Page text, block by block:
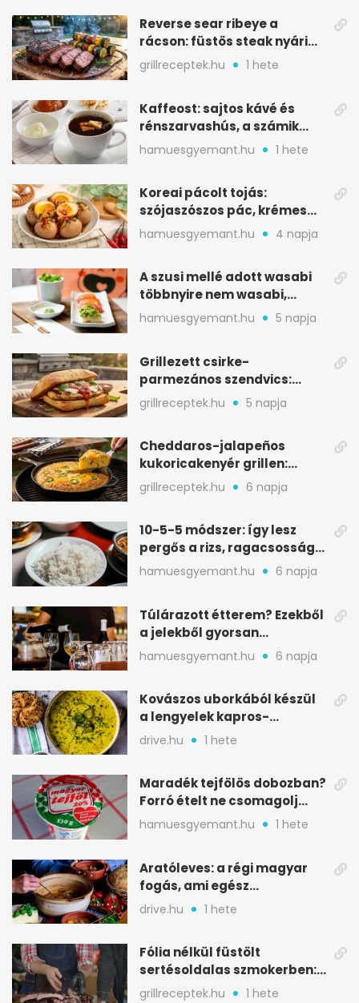
Reverse sear ribeye a
rácson: füstös steak nyári
tökkebabbal
grillreceptek.hu 1 hete
Kaffeost: sajtos kávé és
rénszarvashús, a számik
melegítő itala
hamuesgyemant.hu 1 hete
Koreai pácolt tojás:
szójaszószos pác, krémes
sárgája, pár óra alatt
hamuesgyemant.hu 4 napja
A szusi mellé adott wasabi
többnyire nem wasabi,
hanem fűszerkeverék
hamuesgyemant.hu 5 napja
Grillezett csirke-
parmezános szendvics:
ropogós csirke, olvadó sajt
grillreceptek.hu 5 napja
Cheddaros-jalapeños
kukoricakenyér grillen:
ropogós alj, puha belső
grillreceptek.hu 6 napja
10-5-5 módszer: így lesz
pergős a rizs, ragacsosság
nélkül
hamuesgyemant.hu 6 napja
Túlárazott étterem? Ezekből
a jelekből gyorsan
észreveheted
hamuesgyemant.hu 6 napja
Kovászos uborkából készül
a lengyelek kapros-
savanykás levese
drive.hu 1 hete
Maradék tejfölös dobozban?
Forró ételt ne csomagolj
ilyen tégelybe
hamuesgyemant.hu 1 hete
Aratóleves: a régi magyar
fogás, ami egész
csapatokat jóllakatott
drive.hu 1 hete
Fólia nélkül füstölt
sertésoldalas szmokerben:
ropogós bark, 6 óra
grillreceptek.hu 1 hete